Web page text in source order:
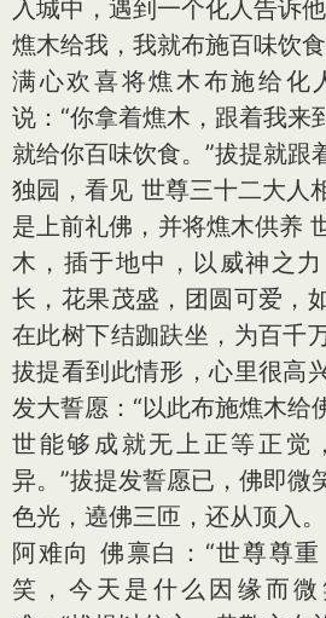
入城中，遇到一个化人告诉
燋木给我，我就布施百味饮
满心欢喜将燋木布施给化
说：“你拿着燋木，跟着我来
就给你百味饮食。”拔提就跟
独园，看见 世尊三十二大人
是上前礼佛，并将燋木供养
木，插于地中，以威神之
长，花果茂盛，团圆可爱，
在此树下结跏趺坐，为百千
拔提看到此情形，心里很高
发大誓愿：“以此布施燋木给
世能够成就无上正等正觉
异。”拔提发誓愿已，佛即微
色光，遶佛三匝，还从顶入。
阿难向 佛禀白：“世尊尊
笑，今天是什么因缘而